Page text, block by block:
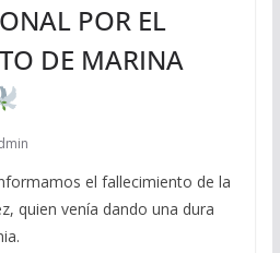
POR EL
DE MARINA
el fallecimiento de la
quien venía dando una dura